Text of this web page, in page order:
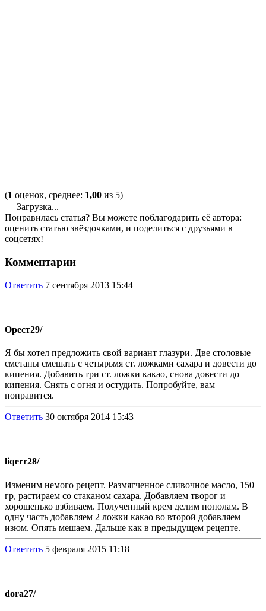
(1 оценок, среднее: 1,00 из 5)
Загрузка...
Понравилась статья? Вы можете поблагодарить её автора:
оценить статью звёздочками, и поделиться с друзьями в
соцсетях!
Комментарии
Ответить 7 сентября 2013 15:44
Орест29/
Я бы хотел предложить свой вариант глазури. Две столовые
сметаны смешать с четырьмя ст. ложками сахара и довести до
кипения. Добавить три ст. ложки какао, снова довести до
кипения. Снять с огня и остудить. Попробуйте, вам
понравится.
Ответить 30 октября 2014 15:43
liqerr28/
Изменим немого рецепт. Размягченное сливочное масло, 150
гр, растираем со стаканом сахара. Добавляем творог и
хорошенько взбиваем. Полученный крем делим пополам. В
одну часть добавляем 2 ложки какао во второй добавляем
изюм. Опять мешаем. Дальше как в предыдущем рецепте.
Ответить 5 февраля 2015 11:18
dora27/